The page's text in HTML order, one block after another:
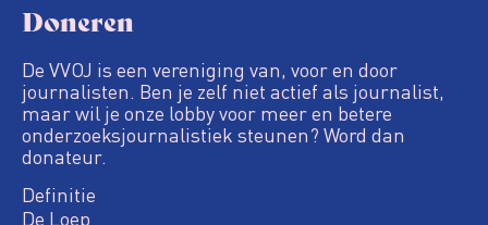
Doneren
De VVOJ is een vereniging van, voor en door
journalisten. Ben je zelf niet actief als journalist,
maar wil je onze lobby voor meer en betere
onderzoeksjournalistiek steunen? Word dan
donateur.
Definitie
De Loep